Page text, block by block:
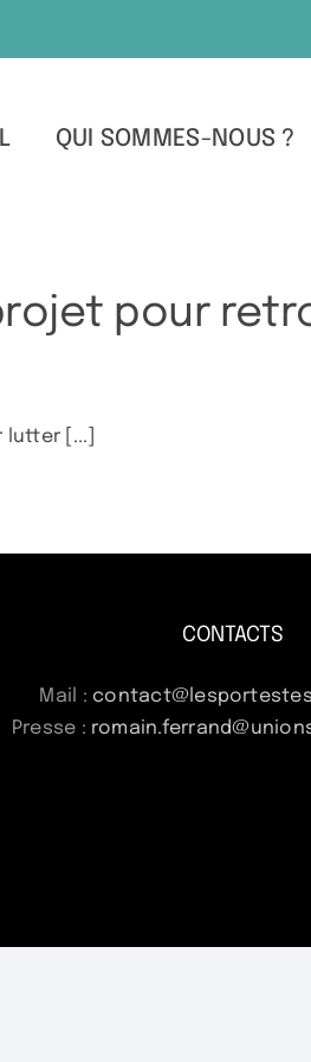
QUI SOMMES-NOUS ?
pour
[...]
CONTACTS
Mail :
Presse :